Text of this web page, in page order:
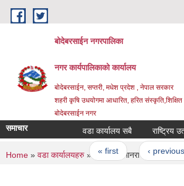
Skip to main content
बोदेबरसाईन नगरपालिका
नगर कार्यपालिकाको कार्यालय
बोदेबरसाईन, सप्तरी, मधेश प्रदेश , नेपाल सरकार
शहरी कृषि उधयोगमा आधारित, हरित संस्कृति,शिक्षित
बोदेबरसाईन नगर
समाचार वडा कार्यालय सबै
Pages
« first ‹ previous
You are here
Home » वडा कार्यालयहरु » वडा नं‌ ७ ,मानराजा